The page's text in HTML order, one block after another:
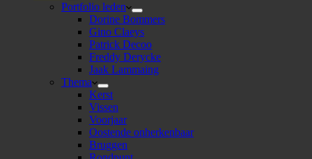
Portfolio leden
Dorine Bommers
Gino Claeys
Patrick Decoo
Freddy Derycke
Jaak Lammaing
Thema
Kerst
Vissen
Voorjaar
Oostende onherkenbaar
Bruggen